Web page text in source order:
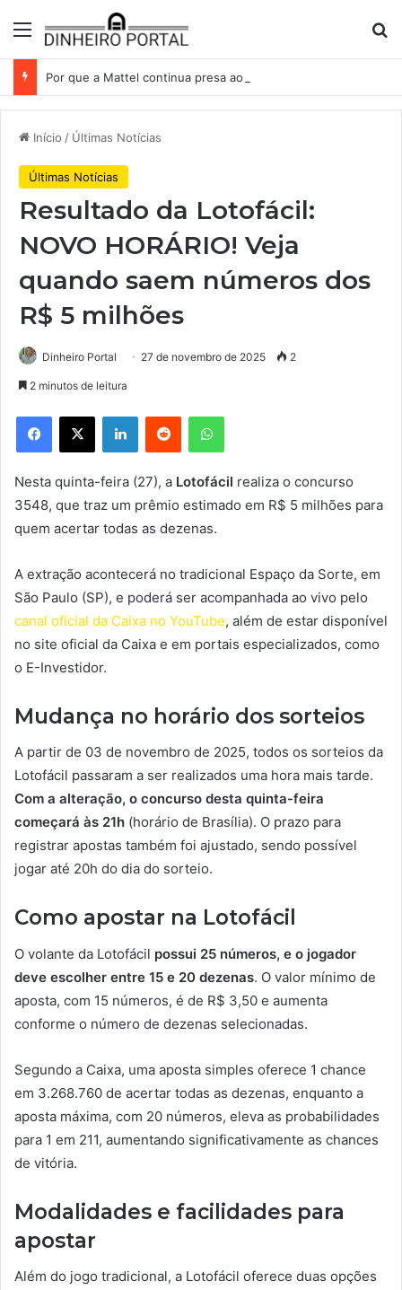
Menu
Início / Últimas Notícias
Últimas Notícias
Resultado da Lotofácil:
NOVO HORÁRIO! Veja
quando saem números dos
R$ 5 milhões
Dinheiro Portal 27 de novembro de 2025 2
2 minutos de leitura
Facebook
X LinkedinReddit WhatsApp
Nesta quinta-feira (27), a Lotofácil realiza o concurso
3548, que traz um prêmio estimado em R$ 5 milhões para
quem acertar todas as dezenas.
A extração acontecerá no tradicional Espaço da Sorte, em
São Paulo (SP), e poderá ser acompanhada ao vivo pelo
canal oficial da Caixa no YouTube, além de estar disponível
no site oficial da Caixa e em portais especializados, como
o E-Investidor.
Mudança no horário dos sorteios
A partir de 03 de novembro de 2025, todos os sorteios da
Lotofácil passaram a ser realizados uma hora mais tarde.
Com a alteração, o concurso desta quinta-feira
começará às 21h (horário de Brasília). O prazo para
registrar apostas também foi ajustado, sendo possível
jogar até 20h do dia do sorteio.
Como apostar na Lotofácil
O volante da Lotofácil possui 25 números, e o jogador
deve escolher entre 15 e 20 dezenas. O valor mínimo de
aposta, com 15 números, é de R$ 3,50 e aumenta
conforme o número de dezenas selecionadas.
Segundo a Caixa, uma aposta simples oferece 1 chance
em 3.268.760 de acertar todas as dezenas, enquanto a
aposta máxima, com 20 números, eleva as probabilidades
para 1 em 211, aumentando significativamente as chances
de vitória.
Modalidades e facilidades para
apostar
Além do jogo tradicional, a Lotofácil oferece duas opções